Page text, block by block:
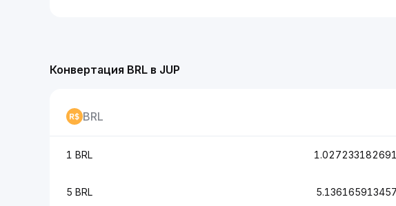
Конвертация BRL в JUP
BRL
1 BRL
5 BRL